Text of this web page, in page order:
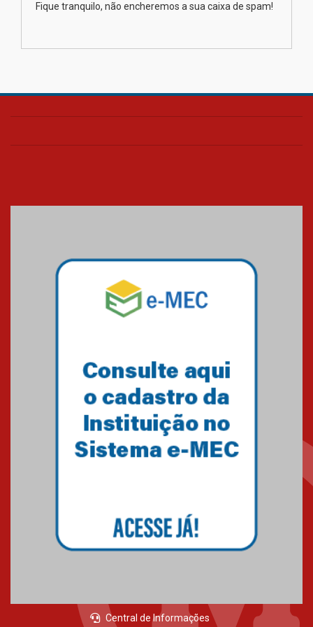
Transformadora reúne
Fique tranquilo, não encheremos a sua caixa de spam!
Central de Informações